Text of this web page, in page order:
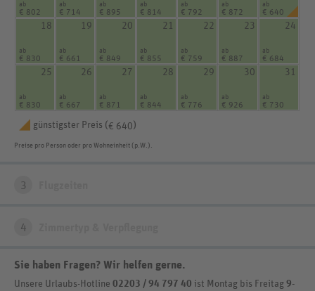
ab
€ 802
ab
€ 714
ab
€ 895
ab
€ 814
ab
€ 792
ab
€ 872
ab
€ 640
18
ab
€ 830
19
ab
€ 661
20
ab
€ 849
21
ab
€ 855
22
ab
€ 759
23
ab
€ 887
24
ab
€ 684
25
ab
€ 830
26
ab
€ 667
27
ab
€ 871
28
ab
€ 844
29
ab
€ 776
30
ab
€ 926
31
ab
€ 730
günstigster Preis ( € 640 )
Preise pro Person oder pro Wohneinheit (p.W.).
3
4
Sie haben Fragen? Wir helfen gerne.
Unsere Urlaubs-Hotline 02203 / 94 797 40 ist Montag bis Freitag 9-